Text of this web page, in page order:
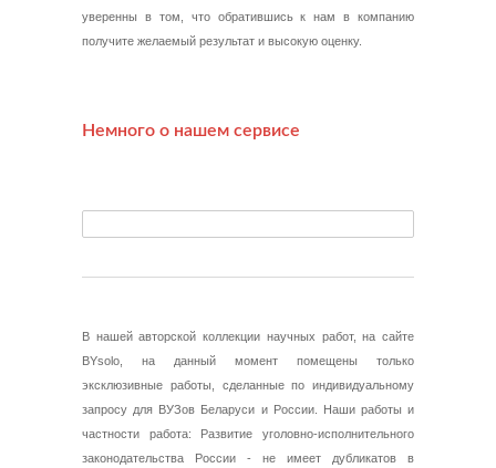
уверенны в том, что обратившись к нам в компанию
получите желаемый результат и высокую оценку.
Немного о нашем сервисе
В нашей авторской коллекции научных работ, на сайте
BYsolo, на данный момент помещены только
эксклюзивные работы, сделанные по индивидуальному
запросу для ВУЗов Беларуси и России. Наши работы и
частности работа: Развитие уголовно-исполнительного
законодательства России - не имеет дубликатов в